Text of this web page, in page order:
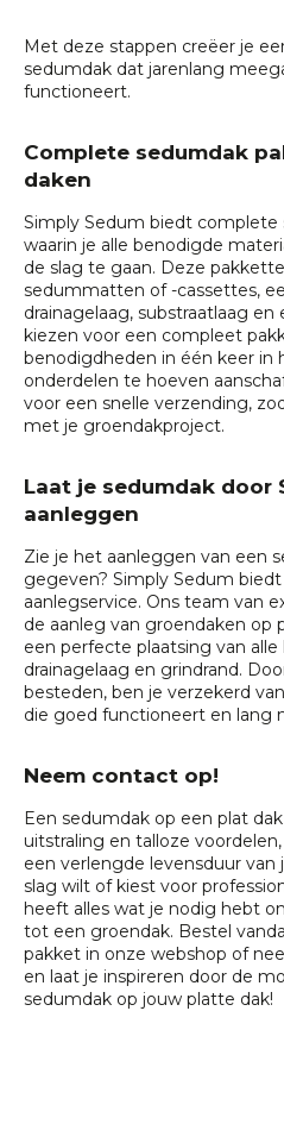
Met deze stappen creëer je
sedumdak dat jarenlang
functioneert.
Complete sedumdak
daken
Simply Sedum biedt
waarin je alle benodigde
de slag te gaan. Deze
sedummatten of -cassettes,
drainagelaag, substraatlaag
kiezen voor een compleet
benodigdheden in één keer in
onderdelen te hoeven
voor een snelle verzending,
met je groendakproject.
Laat je sedumdak door
aanleggen
Zie je het aanleggen van een
gegeven? Simply Sedum
aanlegservice. Ons team van
de aanleg van groendaken op
een perfecte plaatsing van alle
drainagelaag en grindrand.
besteden, ben je verzekerd
die goed functioneert en lang
Neem contact op!
Een sedumdak op een plat
uitstraling en talloze
een verlengde levensduur van
slag wilt of kiest voor
heeft alles wat je nodig hebt
tot een groendak. Bestel
pakket in onze webshop of
en laat je inspireren door de
sedumdak op jouw platte dak!